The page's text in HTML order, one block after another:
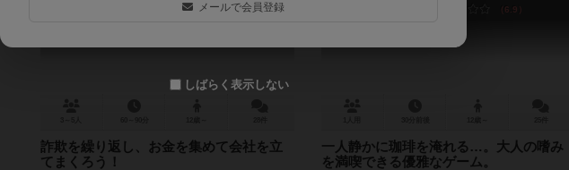
6.8
詐欺を繰り返し、お金を集めて会社を立
てまくろう！
6.9
一人静かに珈琲を淹れる…。大人の嗜み
を満喫できる優雅なゲーム。
メールで会員登録
しばらく表示しない